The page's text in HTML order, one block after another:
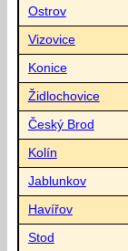
Ostrov
Vizovice
Konice
Židlochovice
Český Brod
Kolín
Jablunkov
Havířov
Stod